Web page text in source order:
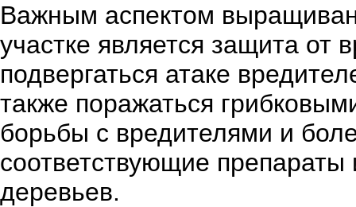
Важным аспектом
участке является защита от
подвергаться атаке
также поражаться
борьбы с вредителями и
соответствующие препараты
деревьев.